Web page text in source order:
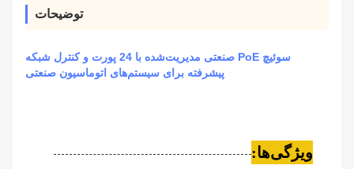
توضیحات
سوئیچ PoE صنعتی مدیریت‌شده با 24 پورت و کنترل شبکه
پیشرفته برای سیستم‌های اتوماسیون صنعتی
ویژگی‌ها: